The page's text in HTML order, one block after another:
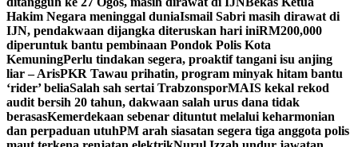
Hakim Negara meninggal duniaIsmail Sabri masih dirawat di
IJN, pendakwaan dijangka diteruskan hari iniRM200,000
diperuntuk bantu pembinaan Pondok Polis Kota
KemuningPerlu tindakan segera, proaktif tangani isu anjing
liar – ArisPKR Tawau prihatin, program minyak hitam bantu
‘rider’ beliaSalah sah sertai TrabzonsporMAIS kekal rekod
audit bersih 20 tahun, dakwaan salah urus dana tidak
berasasKemerdekaan sebenar dituntut melalui keharmonian
dan perpaduan utuhPM arah siasatan segera tiga anggota polis